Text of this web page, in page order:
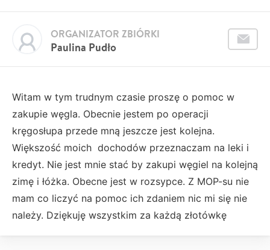
Paulina Pudło
ORGANIZATOR ZBIÓRKI
Witam w tym trudnym czasie proszę o pomoc w
zakupie węgla. Obecnie jestem po operacji
kręgosłupa przede mną jeszcze jest kolejna.
Większość moich dochodów przeznaczam na leki i
kredyt. Nie jest mnie stać by zakupi węgiel na kolejną
zimę i łóżka. Obecne jest w rozsypce. Z MOP-su nie
mam co liczyć na pomoc ich zdaniem nic mi się nie
należy. Dziękuję wszystkim za każdą złotówkę